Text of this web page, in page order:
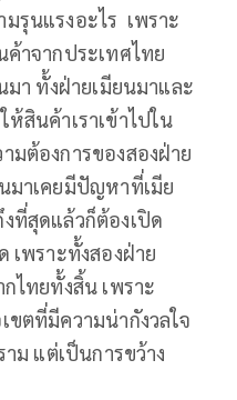
รุนแรงอะไร เพราะ
ค้าจากประเทศไทย
มา ทั้งฝ่ายเมียนมาและ
สินค้าเราเข้าไปใน
ต้องการของสองฝ่าย
มาเคยมีปัญหาที่เมีย
ที่สุดแล้วก็ต้องเปิด
เพราะทั้งสองฝ่าย
ไทยทั้งสิ้น เพราะ
ขตที่มีความน่ากังวลใจ
ม แต่เป็นการขว้าง